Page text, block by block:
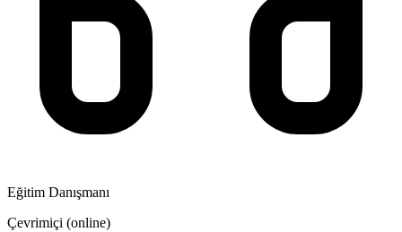
Eğitim Danışmanı
Çevrimiçi (online)